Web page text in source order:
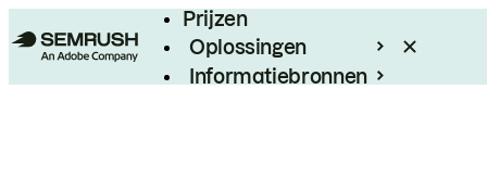
Prijzen
Oplossingen
Informatiebronnen